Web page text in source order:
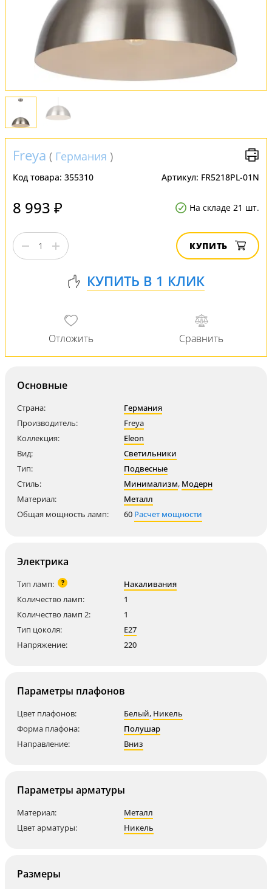
Freya ( Германия )
Код товара: 355310 Артикул: FR5218PL-01N
8 993 ₽ На складе 21 шт.
КУПИТЬ
Основные
Страна:
Германия
Производитель:
Freya
Коллекция:
Eleon
Вид:
Светильники
Тип:
Подвесные
Стиль:
Минимализм, Модерн
Материал:
Металл
Общая мощность ламп:
60 Расчет мощности
Электрика
Тип ламп: ?
Накаливания
Количество ламп:
1
Количество ламп 2:
1
Тип цоколя:
E27
Напряжение:
220
Параметры плафонов
Цвет плафонов: Белый, Никель
Форма плафона:
Полушар
Направление:
Вниз
Параметры арматуры
Материал:
Металл
Цвет арматуры:
Никель
Размеры